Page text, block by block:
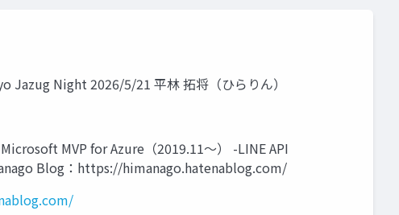
Night 2026/5/21 平林 拓将（ひらりん）
MVP for Azure（2019.11～） -LINE API
Blog：https://himanago.hatenablog.com/